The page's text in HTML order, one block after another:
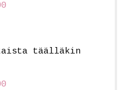
täälläkin